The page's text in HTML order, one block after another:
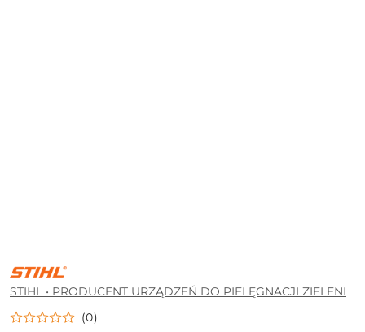
STIHL
•
PRODUCENT
URZĄDZEŃ
DO
PIELĘGNACJI
STIHL • PRODUCENT URZĄDZEŃ DO PIELĘGNACJI ZIELENI
(0)